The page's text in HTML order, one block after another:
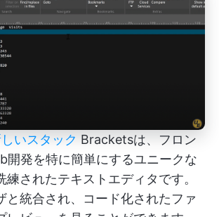
いスタック Bracketsは、フロン
開発を特に簡単にするユニークな
練されたテキストエディタです。
と統合され、コード化されたファ